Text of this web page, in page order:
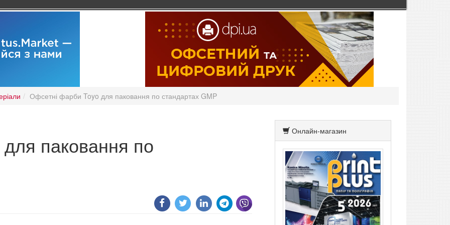
Офсетні фарби Toyo для паковання по стандартах GMP
паковання по
Онлайн-магазин